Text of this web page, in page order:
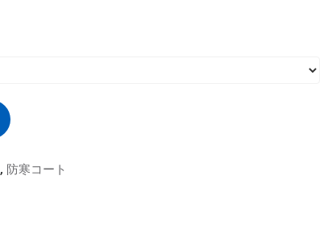
, 防寒コート